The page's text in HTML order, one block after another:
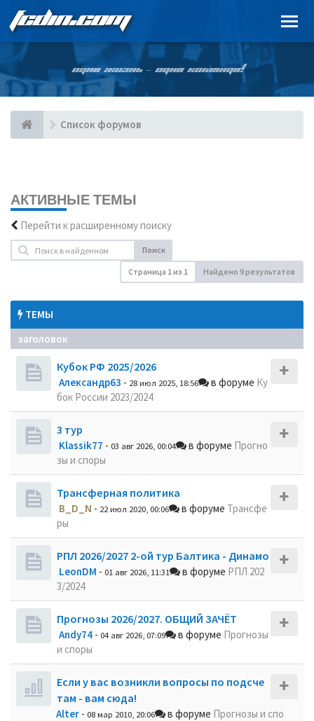
FCDIN.COM
ОДНА ЖИЗНЬ – ОДНА КОМАНДА!
Список форумов
АКТИВНЫЕ ТЕМЫ
Перейти к расширенному поиску
Поиск
Страница 1из 1 Найдено 9 результатов
ТЕМЫ
заголовок
Кубок РФ 2025/2026
Александр63 - 28 июл 2025, 18:56 в форуме Ку
бок России 2023/2024
3 тур
Klassik77 - 03 авг 2026, 00:04 в форуме Прогно
зы и споры
Трансферная политика
B_D_N - 22 июл 2020, 00:06 в форуме Трансфе
ры
РПЛ 2026/2027 2-ой тур Балтика - Динамо
LeonDM - 01 авг 2026, 11:31 в форуме РПЛ 202
3/2024
Прогнозы 2026/2027. ОБЩИЙ ЗАЧЁТ
Andy74 - 04 авг 2026, 07:09 в форуме Прогнозы
и споры
Если у вас возникли вопросы по подсче
там - вам сюда!
Alter - 08 мар 2010, 20:06 в форуме Прогнозы и спо